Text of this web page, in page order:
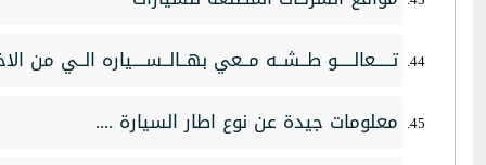
تـــــعالـــــو طــشــه مــعي بهــالــســــياره الــي من
معلومات جيدة عن نوع اطار السيارة ....